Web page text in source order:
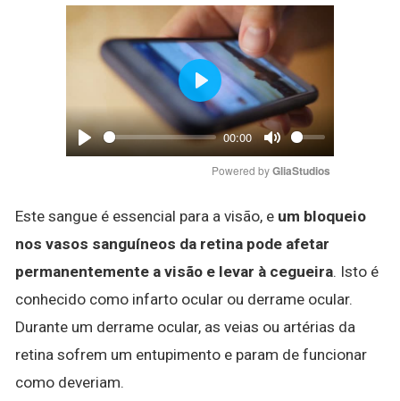
Play
00:00
Mute
Play
Powered by GliaStudios
Este sangue é essencial para a visão, e um bloqueio
nos vasos sanguíneos da retina pode afetar
permanentemente a visão e levar à cegueira. Isto é
conhecido como infarto ocular ou derrame ocular.
Durante um derrame ocular, as veias ou artérias da
retina sofrem um entupimento e param de funcionar
como deveriam.